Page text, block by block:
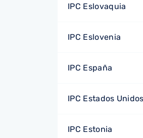
IPC Eslovaquia
IPC Eslovenia
IPC España
IPC Estados Unidos
IPC Estonia